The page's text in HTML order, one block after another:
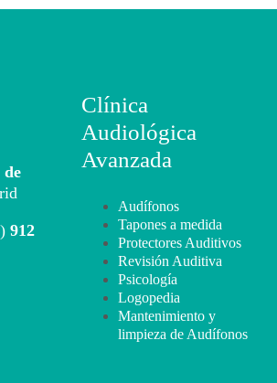
de
912
Clínica
Audiológica
Avanzada
Audífonos
Tapones a medida
Protectores Auditivos
Revisión Auditiva
Psicología
Logopedia
Mantenimiento y
limpieza de Audífonos